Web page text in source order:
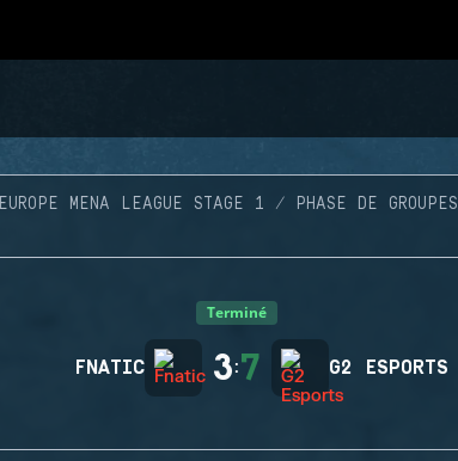
EUROPE MENA LEAGUE STAGE 1 PHASE DE GROUPES
Terminé
FNATIC 3:7 G2 ESPORTS